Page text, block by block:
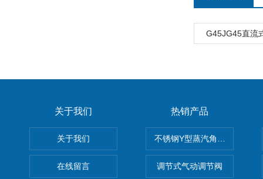
G45JG45直流
关于我们
关于我们
在线留言
热销产品
不锈钢Y型蒸汽角座阀
调节式气动调节阀